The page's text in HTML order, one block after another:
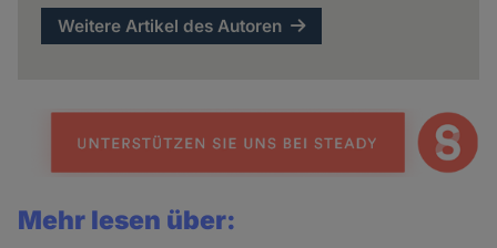
Weitere Artikel des Autoren
Mehr lesen über: